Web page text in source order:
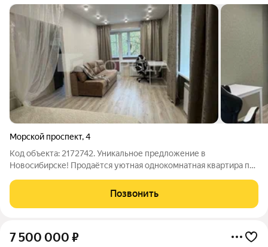
Морской проспект,4
Код объекта: 2172742. Уникальное предложение в
Новосибирске! Продаётся уютная однокомнатная квартира по
ценит комфорт и функциональность. Квартира расположена на
втором этаже пятиэтажного
Позвонить
7 500 000 ₽